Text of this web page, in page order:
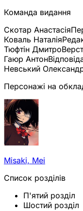
Команда видання
Скотар Анастасія
Коваль Наталія
Тюфтін Дмитро
Гаюр Антон
Невський
Персонажі на
Misaki, Mei
Список розділів
П'ятий розділ
Шостий розділ